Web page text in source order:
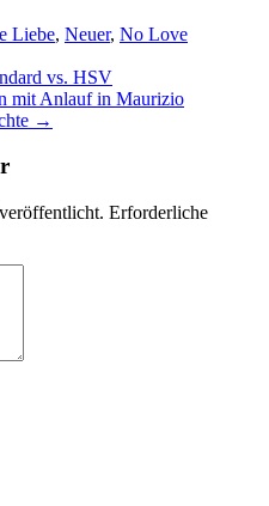
Liebe, Neuer, No Love
vs. HSV
mit Anlauf in Maurizio
→
Erforderliche